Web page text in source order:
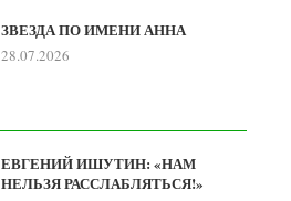
ЗВЕЗДА ПО ИМЕНИ АННА
28.07.2026
ЕВГЕНИЙ ИШУТИН: «НАМ
НЕЛЬЗЯ РАССЛАБЛЯТЬСЯ!»